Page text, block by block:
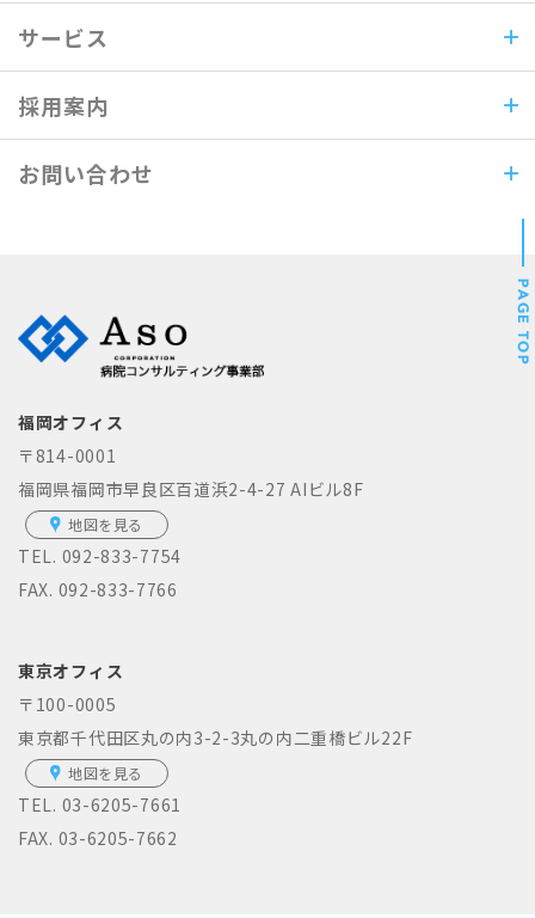
サービス
採用案内
お問い合わせ
福岡オフィス
〒814-0001
福岡県福岡市早良区百道浜2-4-27 AIビル8F
地図を見る
TEL. 092-833-7754
FAX. 092-833-7766
東京オフィス
〒100-0005
東京都千代田区丸の内3-2-3丸の内二重橋ビル22F
地図を見る
TEL. 03-6205-7661
FAX. 03-6205-7662